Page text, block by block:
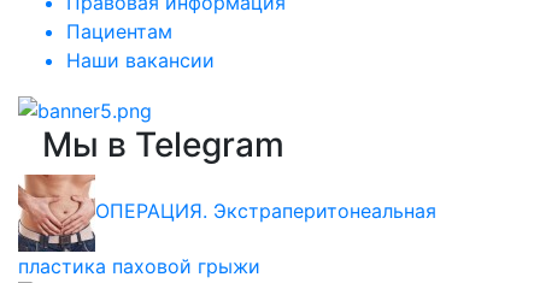
Пациентам
Наши вакансии
Мы в Telegram
ОПЕРАЦИЯ. Экстраперитонеальная
пластика паховой грыжи